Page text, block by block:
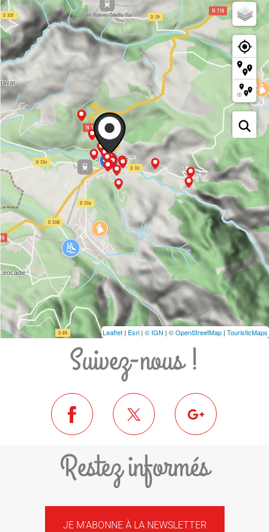
Leaflet | Esri | © IGN | © OpenStreetMap | TouristicMaps
Suivez-nous !
Restez informés
JE M'ABONNE À LA NEWSLETTER